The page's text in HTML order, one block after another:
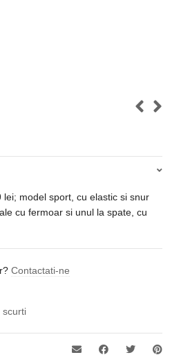
lei; model sport, cu elastic si snur
cu fermoar si unul la spate, cu
Contactati-ne
scurti